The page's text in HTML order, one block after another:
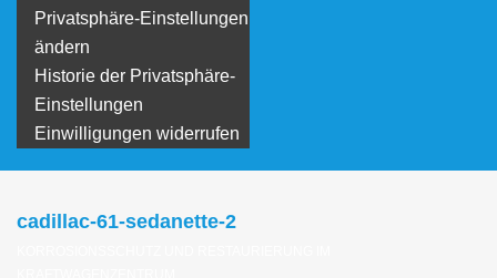
Privatsphäre-Einstellungen
ändern
Historie der Privatsphäre-
Einstellungen
Einwilligungen widerrufen
cadillac-61-sedanette-2